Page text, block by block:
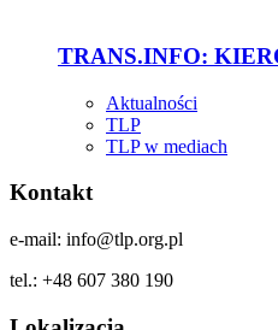
TRANS.INFO:
Aktualności
TLP
TLP w mediach
Kontakt
e-mail: info@tlp.org.pl
tel.: +48 607 380 190